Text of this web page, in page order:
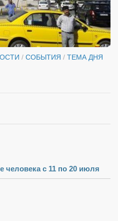
/ СОБЫТИЯ / ТЕМА ДНЯ
человека с 11 по 20 июля